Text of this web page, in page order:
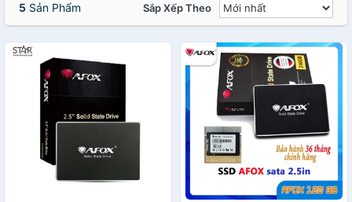
5 Sản Phẩm Sắp Xếp Theo